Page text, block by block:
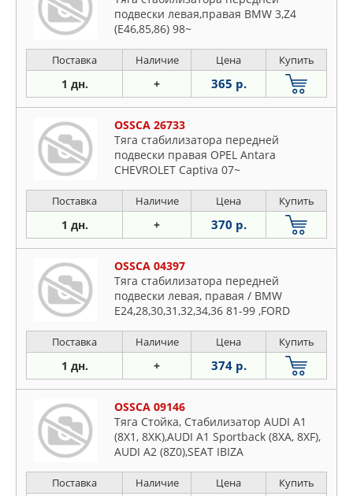
Seat
Skoda
VW
Volvo
подвески левая,правая BMW 3,Z4
(E46,85,86) 98~
Поставка Наличие Цена Купить
1 дн. + 365 р.
OSSCA 26733
Тяга стабилизатора передней
подвески правая OPEL Antara
CHEVROLET Captiva 07~
Поставка Наличие Цена Купить
1 дн. + 370 р.
OSSCA 04397
Тяга стабилизатора передней
подвески левая, правая / BMW
E24,28,30,31,32,34,36 81-99 ,FORD
Поставка Наличие Цена Купить
1 дн. + 374 р.
OSSCA 09146
Тяга Стойка, Стабилизатор AUDI A1
(8X1, 8XK),AUDI A1 Sportback (8XA, 8XF),
AUDI A2 (8Z0),SEAT IBIZA
Поставка Наличие Цена Купить